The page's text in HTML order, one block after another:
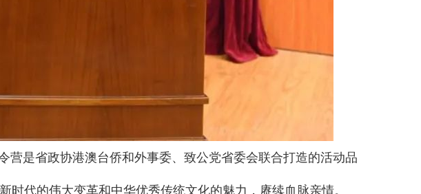
营是省政协港澳台侨和外事委、致公党省委会联合打造的活动品
代的伟大变革和中华优秀传统文化的魅力，赓续血脉亲情。